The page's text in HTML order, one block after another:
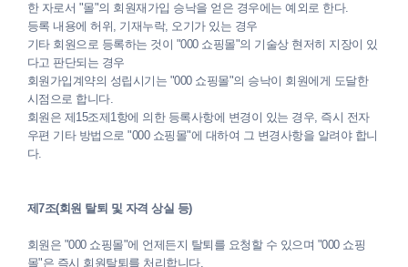
한 자로서 "몰"의 회원재가입 승낙을 얻은 경우에는 예외로 한다.
등록 내용에 허위, 기재누락, 오기가 있는 경우
기타 회원으로 등록하는 것이 "000 쇼핑몰"의 기술상 현저히 지장이 있
다고 판단되는 경우
회원가입계약의 성립시기는 "000 쇼핑몰"의 승낙이 회원에게 도달한
시점으로 합니다.
회원은 제15조제1항에 의한 등록사항에 변경이 있는 경우, 즉시 전자
우편 기타 방법으로 "000 쇼핑몰"에 대하여 그 변경사항을 알려야 합니
다.
제7조(회원 탈퇴 및 자격 상실 등)
회원은 "000 쇼핑몰"에 언제든지 탈퇴를 요청할 수 있으며 "000 쇼핑
몰"은 즉시 회원탈퇴를 처리합니다.